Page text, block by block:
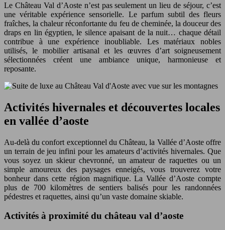
Le Château Val d’Aoste n’est pas seulement un lieu de séjour, c’est
une véritable expérience sensorielle. Le parfum subtil des fleurs
fraîches, la chaleur réconfortante du feu de cheminée, la douceur des
draps en lin égyptien, le silence apaisant de la nuit… chaque détail
contribue à une expérience inoubliable. Les matériaux nobles
utilisés, le mobilier artisanal et les œuvres d’art soigneusement
sélectionnées créent une ambiance unique, harmonieuse et
reposante.
Activités hivernales et découvertes locales
en vallée d’aoste
Au-delà du confort exceptionnel du Château, la Vallée d’Aoste offre
un terrain de jeu infini pour les amateurs d’activités hivernales. Que
vous soyez un skieur chevronné, un amateur de raquettes ou un
simple amoureux des paysages enneigés, vous trouverez votre
bonheur dans cette région magnifique. La Vallée d’Aoste compte
plus de 700 kilomètres de sentiers balisés pour les randonnées
pédestres et raquettes, ainsi qu’un vaste domaine skiable.
Activités à proximité du château val d’aoste